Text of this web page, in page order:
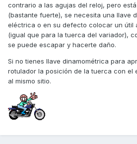
contrario a las agujas del reloj, pero
(bastante fuerte), se necesita una llave
eléctrica o en su defecto colocar un útil
(igual que para la tuerca del variador),
se puede escapar y hacerte daño.
Si no tienes llave dinamométrica para
rotulador la posición de la tuerca con el
al mismo sitio.